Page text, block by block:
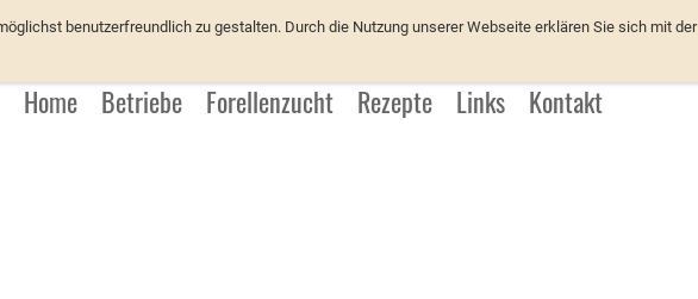
benutzerfreundlich zu gestalten. Durch die Nutzung unserer Webseite erklären Sie sich mit
Home Betriebe Forellenzucht Rezepte Links Kontakt